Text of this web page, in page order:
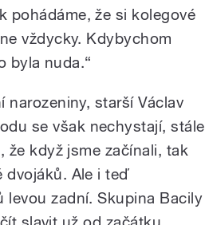
pohádáme, že si kolegové
vždycky. Kdybychom
byla nuda.“
narozeniny, starší Václav
se však nechystají, stále
že když jsme začínali, tak
dvojáků. Ale i teď
levou zadní. Skupina Bacily